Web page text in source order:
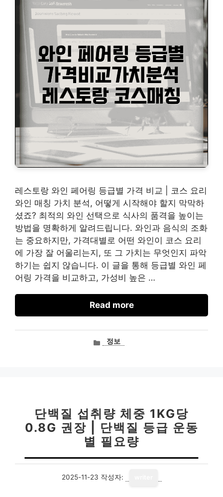
레스토랑 와인 페어링 등급별 가격 비교 | 코스 요리
와인 매칭 가치 분석, 어떻게 시작해야 할지 막막하
셨죠? 최적의 와인 선택으로 식사의 품격을 높이는
방법을 명확하게 알려드립니다. 와인과 음식의 조화
는 중요하지만, 가격대별로 어떤 와인이 코스 요리
에 가장 잘 어울리는지, 또 그 가치는 무엇인지 파악
하기는 쉽지 않습니다. 이 글을 통해 등급별 와인 페
어링 가격을 비교하고, 가성비 높은 …
Read more
카정보
단백질 섭취량 체중 1KG당
0.8G 권장 | 단백질 등급 운동
별 필요량
2025-11-23 작성자: